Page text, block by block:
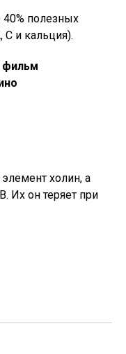
40% полезных
и кальция).
фильм
холин, а
Их он теряет при